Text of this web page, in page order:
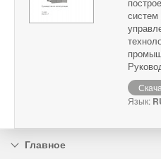
систем
Язык:
Главное